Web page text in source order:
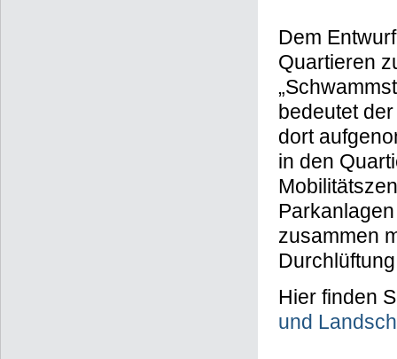
Dem
Quartieren
bedeutet
dort
in den
zusammen
Hier finden
und